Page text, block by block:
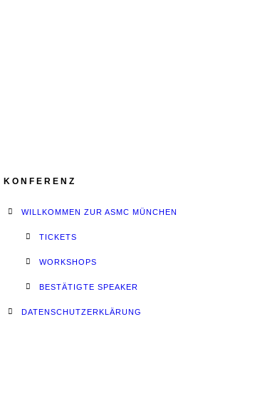
KONFERENZ
WILLKOMMEN ZUR ASMC MÜNCHEN
TICKETS
WORKSHOPS
BESTÄTIGTE SPEAKER
DATENSCHUTZERKLÄRUNG